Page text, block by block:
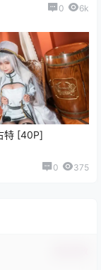
0 6k
特 [40P]
0 375